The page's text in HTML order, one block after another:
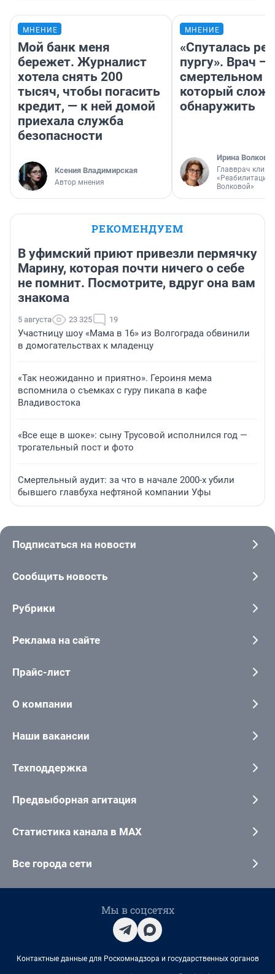
МНЕНИЕ
Мой банк меня
бережет. Журналист
хотела снять 200
тысяч, чтобы погасить
кредит, — к ней домой
приехала служба
безопасности
Ксения Владимирская
Автор мнения
МНЕНИЕ
«Спуталась
пургу». Врач —
смертельном
который
обнаружить
Ирина Волкова
Главврач
«Реабилитация
Волковой»
РЕКОМЕНДУЕМ
В уфимский приют привезли пермячку
Марину, которая почти ничего о себе
не помнит. Посмотрите, вдруг она вам
знакома
5 августа 23 325 19
Участницу шоу «Мама в 16» из Волгограда обвинили
в домогательствах к младенцу
«Так неожиданно и приятно». Героиня мема
вспомнила о съемках с гуру пикапа в кафе
Владивостока
«Все еще в шоке»: сыну Трусовой исполнился год —
трогательный пост и фото
Смертельный аудит: за что в начале 2000-х убили
бывшего главбуха нефтяной компании Уфы
Подписаться на новости
Сообщить новость
Рубрики
Реклама на сайте
Прайс-лист
О компании
Наши вакансии
Техподдержка
Предвыборная агитация
Статистика канала в MAX
Все города сети
Мы в соцсетях
Контактные данные для Роскомнадзора и государственных органов